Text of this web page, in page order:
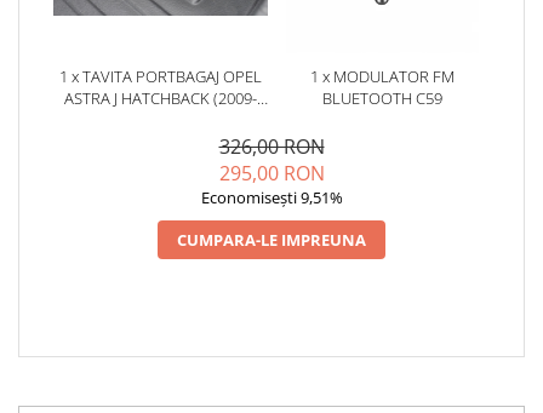
1 x TAVITA PORTBAGAJ OPEL
ASTRA J HATCHBACK (2009-
1 x MODULATOR FM
BLUETOOTH C59
326,00 RON
295,00 RON
Economisești 9,51%
CUMPARA-LE IMPREUNA